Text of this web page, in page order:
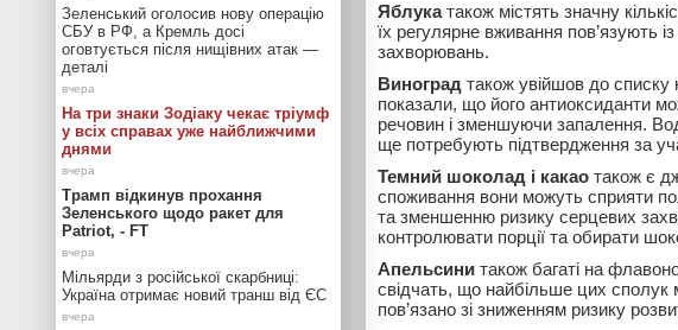
Яблукатакож містять значну
їх регулярне вживання пов’язують
захворювань.
Виноград також увійшов до списку
показали, що його антиоксиданти
речовин і зменшуючи запалення.
ще потребують підтвердження за
Темний шоколад і какао також є
споживання вони можуть сприяти
та зменшенню ризику серцевих
контролювати порції та обирати
Апельсини також багаті на
свідчать, що найбільше цих сполук
пов’язано зі зниженням ризику
Зеленський оголосив нову операцію
СБУ в РФ, а Кремль досі
оговтується після нищівних атак —
деталі
На три знаки Зодіаку чекає тріумф
у всіх справах уже найближчими
днями
Трамп відкинув прохання
Зеленського щодо ракет для
Patriot, - FT
Мільярди з російської скарбниці:
Україна отримає новий транш від ЄС